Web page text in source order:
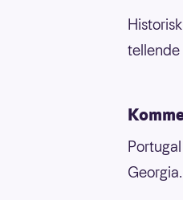
tellende
Georgia.